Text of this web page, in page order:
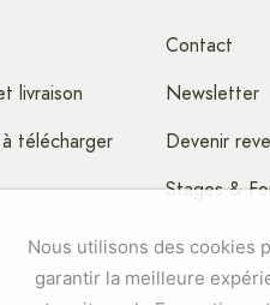
livraison
télécharger
Contact
Newsletter
Devenir
Stages &
Nous utilisons des cookies
garantir la meilleure